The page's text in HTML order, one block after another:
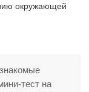
окружающей
тест на